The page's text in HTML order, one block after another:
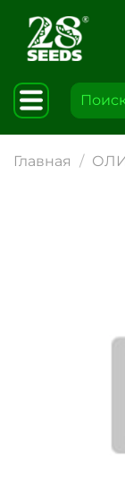
Главная